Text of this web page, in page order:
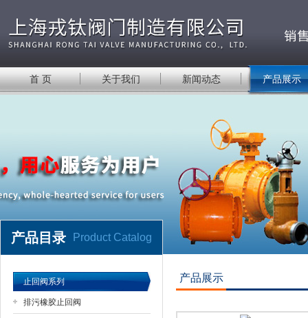
首 页 关于我们 新闻动态 产品展示
产品目录 Product Catalog
止回阀系列
排污橡胶止回阀
产品展示